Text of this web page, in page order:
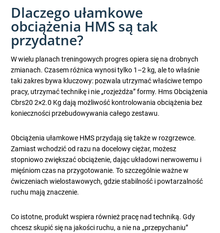
Dlaczego ułamkowe
obciążenia HMS są tak
przydatne?
W wielu planach treningowych progres opiera się na drobnych
zmianach. Czasem różnica wynosi tylko 1–2 kg, ale to właśnie
taki zakres bywa kluczowy: pozwala utrzymać właściwe tempo
pracy, utrzymać technikę i nie „rozjeżdża” formy. Hms Obciążenia
Cbrs20 2×2.0 Kg dają możliwość kontrolowania obciążenia bez
konieczności przebudowywania całego zestawu.
Obciążenia ułamkowe HMS przydają się także w rozgrzewce.
Zamiast wchodzić od razu na docelowy ciężar, możesz
stopniowo zwiększać obciążenie, dając układowi nerwowemu i
mięśniom czas na przygotowanie. To szczególnie ważne w
ćwiczeniach wielostawowych, gdzie stabilność i powtarzalność
ruchu mają znaczenie.
Co istotne, produkt wspiera również pracę nad techniką. Gdy
chcesz skupić się na jakości ruchu, a nie na „przepychaniu”